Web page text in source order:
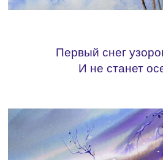
Первый снег
И не станет